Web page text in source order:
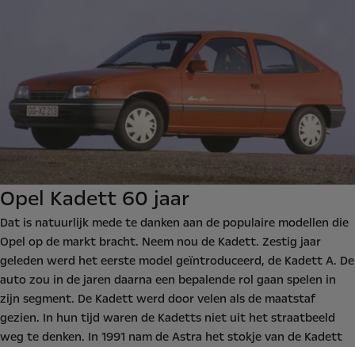
Opel Kadett 60 jaar
Dat is natuurlijk mede te danken aan de populaire modellen die
Opel op de markt bracht. Neem nou de Kadett. Zestig jaar
geleden werd het eerste model geïntroduceerd, de Kadett A. De
auto zou in de jaren daarna een bepalende rol gaan spelen in
zijn segment. De Kadett werd door velen als de maatstaf
gezien. In hun tijd waren de Kadetts niet uit het straatbeeld
weg te denken. In 1991 nam de Astra het stokje van de Kadett